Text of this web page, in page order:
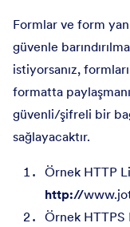
Formlar ve form
güvenle
istiyorsanız,
formatta
güvenli/şifreli bir
sağlayacaktır.
Örnek HTTP
http://
Örnek HTTPS